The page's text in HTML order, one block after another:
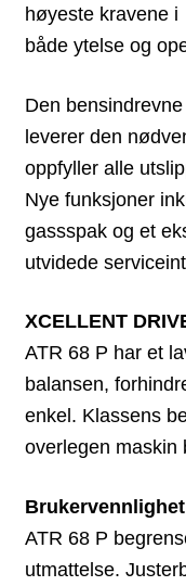
høyeste kravene i
både ytelse og
Den
leverer den
oppfyller alle
Nye funksjoner
gassspak og et
utvidede
XCELLENT
ATR 68 P har et
balansen,
enkel. Klassens
overlegen maskin
Brukervennlighet
ATR 68 P
utmattelse.